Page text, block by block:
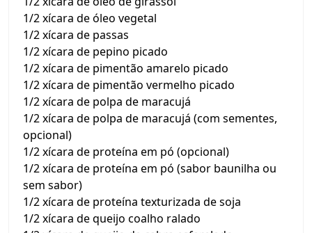
1/2 xícara de óleo vegetal
1/2 xícara de passas
1/2 xícara de pepino picado
1/2 xícara de pimentão amarelo picado
1/2 xícara de pimentão vermelho picado
1/2 xícara de polpa de maracujá
1/2 xícara de polpa de maracujá (com sementes,
opcional)
1/2 xícara de proteína em pó (opcional)
1/2 xícara de proteína em pó (sabor baunilha ou
sem sabor)
1/2 xícara de proteína texturizada de soja
1/2 xícara de queijo coalho ralado